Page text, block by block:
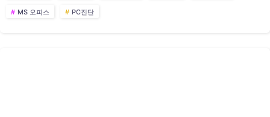
MS 오피스 PC진단